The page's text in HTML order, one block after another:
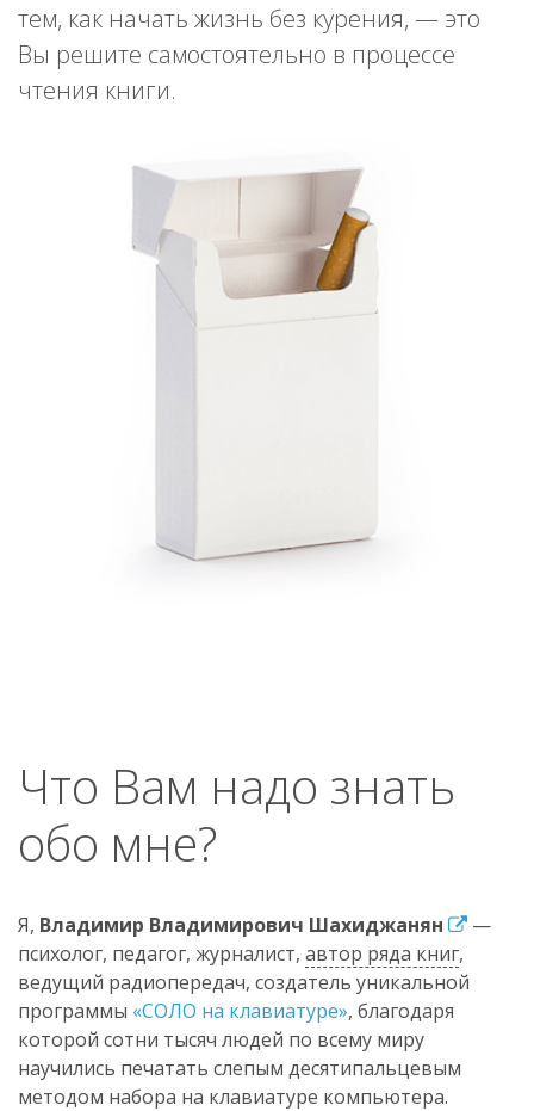
тем, как начать жизнь без курения, — это
Вы решите самостоятельно в процессе
чтения книги.
Что Вам надо знать
обо мне?
Я, Владимир Владимирович Шахиджанян
—
психолог, педагог, журналист, автор ряда книг,
ведущий радиопередач, создатель уникальной
программы «СОЛО на клавиатуре», благодаря
которой сотни тысяч людей по всему миру
научились печатать слепым десятипальцевым
методом набора на клавиатуре компьютера.